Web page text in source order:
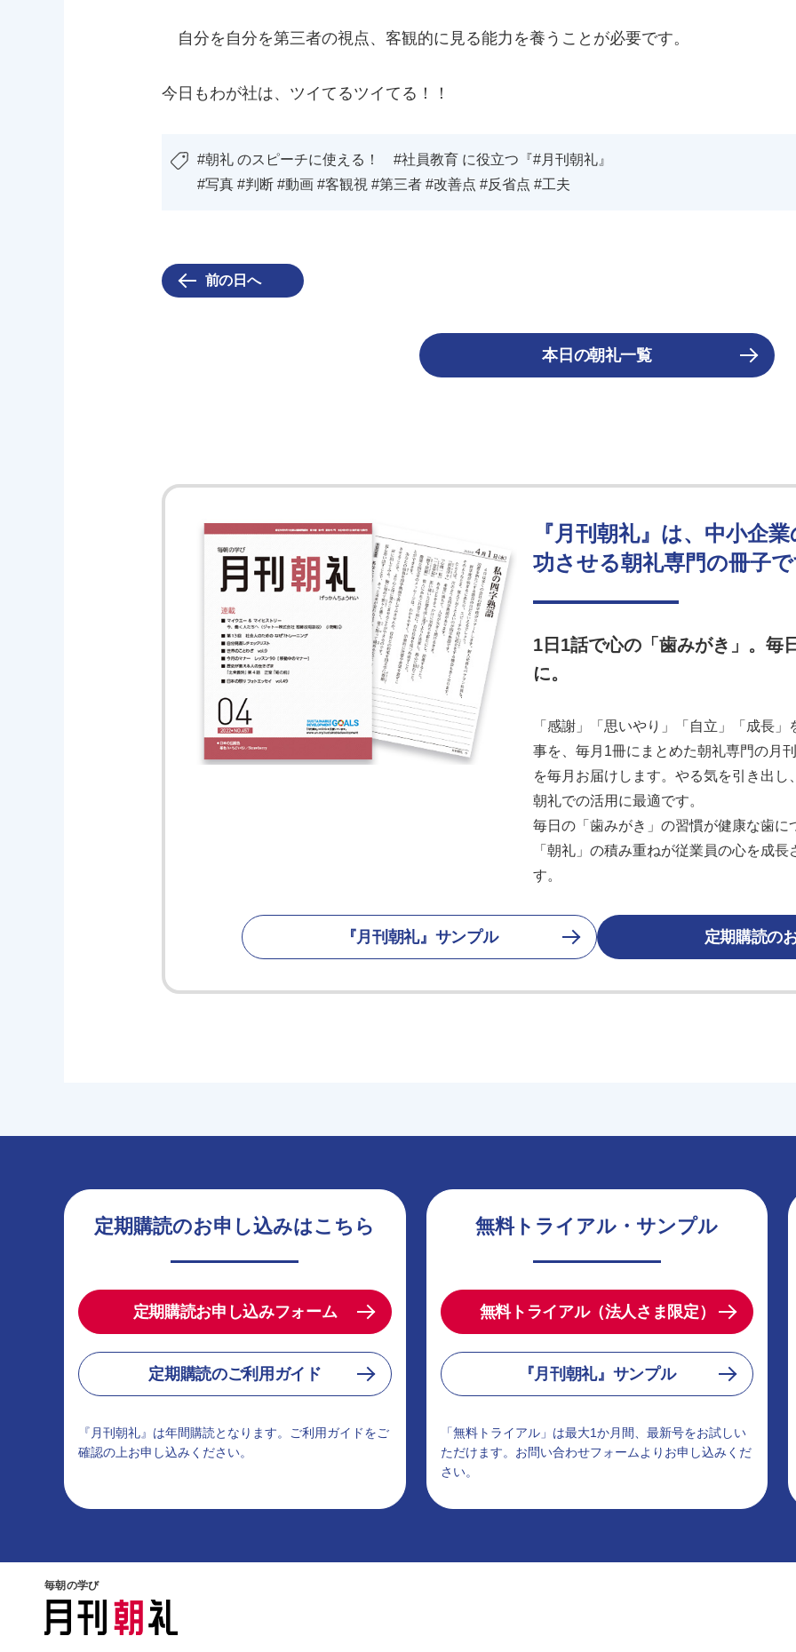
自分を自分を第三者の視点、客観的に見る能力を養うことが必要です。
今日もわが社は、ツイてるツイてる！！
#朝礼 のスピーチに使える！ #社員教育 に役立つ『#月刊朝礼』
#写真 #判断 #動画 #客観視 #第三者 #改善点 #反省点 #工夫
前の日へ
本日の朝礼一覧
『月刊朝礼』は、中小企
功させる朝礼専門の冊子
1日1話で心の「歯みがき」。毎
に。
「感謝」「思いやり」「自立」「成長
事を、毎月1冊にまとめた朝礼専門の月
を毎月お届けします。やる気を引き出
朝礼での活用に最適です。
毎日の「歯みがき」の習慣が健康な歯に
「朝礼」の積み重ねが従業員の心を成
す。
『月刊朝礼』サンプル 定期購読の
定期購読のお申し込みはこちら
定期購読お申し込みフォーム
定期購読のご利用ガイド
『月刊朝礼』は年間購読となります。ご利用ガイドをご
確認の上お申し込みください。
無料トライアル・サンプル
無料トライアル（法人さま限定）
『月刊朝礼』サンプル
「無料トライアル」は最大1か月間、最新号をお試しい
ただけます。お問い合わせフォームよりお申し込みくだ
さい。
毎朝の学び